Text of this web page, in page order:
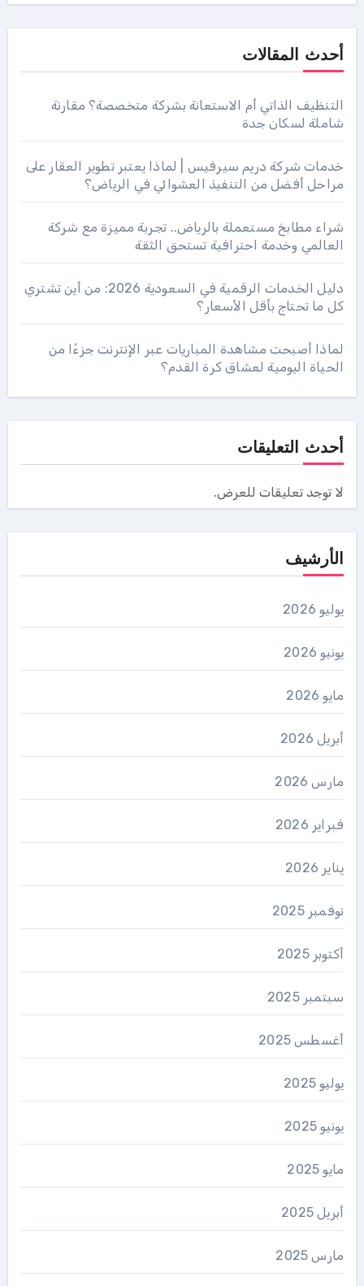
أحدث المقالات
التنظيف الذاتي أم الاستعانة بشركة متخصصة؟ مقارنة
شاملة لسكان جدة
خدمات شركة دريم سيرفيس | لماذا يعتبر تطوير العقار على
مراحل أفضل من التنفيذ العشوائي في الرياض؟
شراء مطابخ مستعملة بالرياض.. تجربة مميزة مع شركة
العالمي وخدمة احترافية تستحق الثقة
دليل الخدمات الرقمية في السعودية 2026: من أين تشتري
كل ما تحتاج بأقل الأسعار؟
لماذا أصبحت مشاهدة المباريات عبر الإنترنت جزءًا من
الحياة اليومية لعشاق كرة القدم؟
أحدث التعليقات
لا توجد تعليقات للعرض.
الأرشيف
يوليو 2026
يونيو 2026
مايو 2026
أبريل 2026
مارس 2026
فبراير 2026
يناير 2026
نوفمبر 2025
أكتوبر 2025
سبتمبر 2025
أغسطس 2025
يوليو 2025
يونيو 2025
مايو 2025
أبريل 2025
مارس 2025